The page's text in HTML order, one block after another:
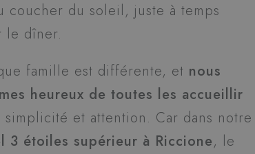
coucher du soleil, juste à temps
le dîner.
famille est différente, et nous
heureux de toutes les accueillir
simplicité et attention. Car dans notre
3 étoiles supérieur à Riccione, le